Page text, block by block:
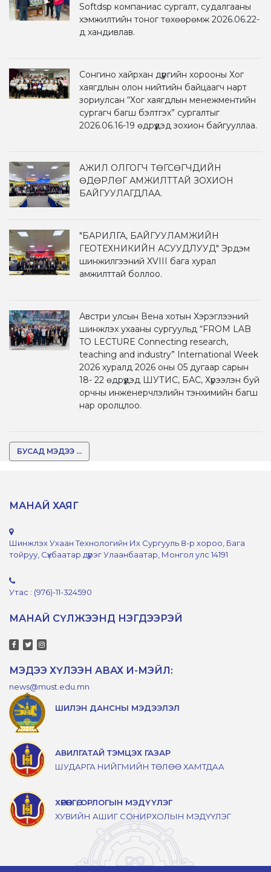
Softdsp компаниас сургалт, судалгааны
хэмжилтийн тоног төхөөрөмж 2026.06.22-
д хандивлав.
Сонгино хайрхан дүүргийн хорооны Хог
хаягдлын олон нийтийн байцаагч нарт
зориулсан “Хог хаягдлын менежментийн
сургагч багш бэлтгэх” сургалтыг
2026.06.16-19 өдрүүдэд зохион байгууллаа.
АЖИЛ ОЛГОГЧ ТӨГСӨГЧДИЙН
ӨДӨРЛӨГ АМЖИЛТТАЙ ЗОХИОН
БАЙГУУЛАГДЛАА.
"БАРИЛГА, БАЙГУУЛАМЖИЙН
ГЕОТЕХНИКИЙН АСУУДЛУУД" Эрдэм
шинжилгээний XVIII бага хурал
амжилттай боллоо.
Австри улсын Вена хотын Хэрэглээний
шинжлэх ухааны сургуульд “FROM LAB
TO LECTURE Connecting research,
teaching and industry” International Week
2026 хуралд 2026 оны 05 дугаар сарын
18- 22 өдрүүдэд ШУТИС, БАС, Хүрээлэн буй
орчны инженерчлэлийн тэнхимийн багш
нар оролцлоо.
БУСАД МЭДЭЭ ...
МАНАЙ ХАЯГ
Шинжлэх Ухаан Технологийн Их Сургууль 8-р хороо, Бага
тойруу, Сүхбаатар дүүрэг Улаанбаатар, Монгол улс 14191
Утас : (976)-11-324590
МАНАЙ СҮЛЖЭЭНД НЭГДЭЭРЭЙ
МЭДЭЭ ХҮЛЭЭН АВАХ И-МЭЙЛ:
news@must.edu.mn
ШИЛЭН ДАНСНЫ МЭДЭЭЛЭЛ
АВИЛГАТАЙ ТЭМЦЭХ ГАЗАР
ШУДАРГА НИЙГМИЙН ТӨЛӨӨ ХАМТДАА
ХӨРӨНГӨ, ОРЛОГЫН МЭДҮҮЛЭГ
ХУВИЙН АШИГ СОНИРХОЛЫН МЭДҮҮЛЭГ